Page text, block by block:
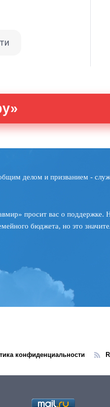
делом и призванием -
просит вас о поддержке.
бюджета, но это
конфиденциальности